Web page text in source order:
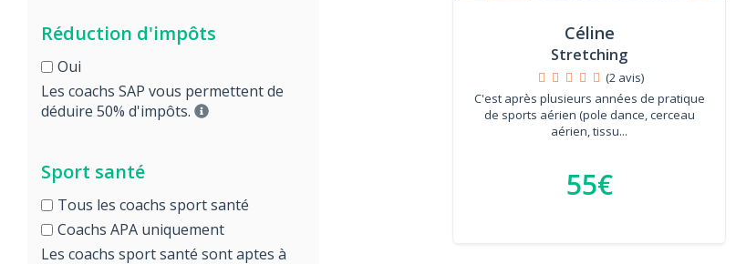
Réduction d'impôts
Oui
Les coachs SAP vous permettent de
déduire 50% d'impôts.
Sport santé
Tous les coachs sport santé
Coachs APA uniquement
Les coachs sport santé sont aptes à
Céline
Stretching
(2 avis)
C'est après plusieurs années de pratique
de sports aérien (pole dance, cerceau
aérien, tissu...
55€